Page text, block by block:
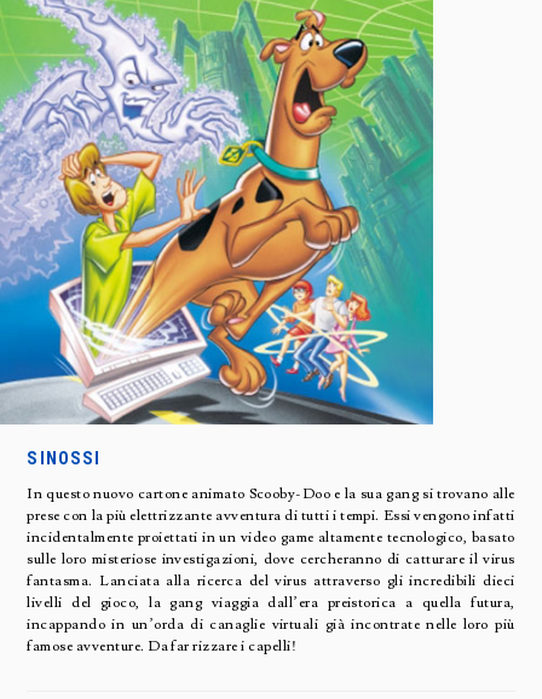
SINOSSI
In questo nuovo cartone animato Scooby-Doo e la sua gang si trovano alle
prese con la più elettrizzante avventura di tutti i tempi. Essi vengono infatti
incidentalmente proiettati in un video game altamente tecnologico, basato
sulle loro misteriose investigazioni, dove cercheranno di catturare il virus
fantasma. Lanciata alla ricerca del virus attraverso gli incredibili dieci
livelli del gioco, la gang viaggia dall’era preistorica a quella futura,
incappando in un’orda di canaglie virtuali già incontrate nelle loro più
famose avventure. Da far rizzare i capelli!